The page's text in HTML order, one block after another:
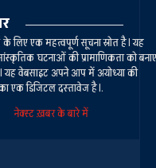
लिए एक महत्वपूर्ण सूचना स्रोत है। यह
घटनाओं की प्रामाणिकता को बनाए
यह वेबसाइट अपने आप में अयोध्या की
एक डिजिटल दस्तावेज है।.
नेक्स्ट ख़बर के बारे में